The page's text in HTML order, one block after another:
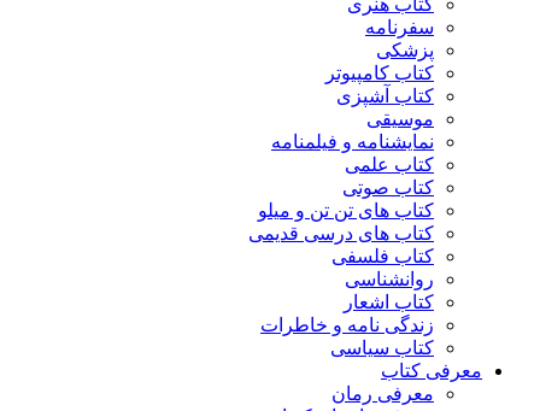
کتاب هنری
سفرنامه
پزشکی
کتاب کامپیوتر
کتاب آشپزی
موسیقی
نمایشنامه و فیلمنامه
کتاب علمی
کتاب صوتی
کتاب های تن تن و میلو
کتاب های درسی قدیمی
کتاب فلسفی
روانشناسی
کتاب اشعار
زندگی نامه و خاطرات
کتاب سیاسی
معرفی کتاب
معرفی رمان